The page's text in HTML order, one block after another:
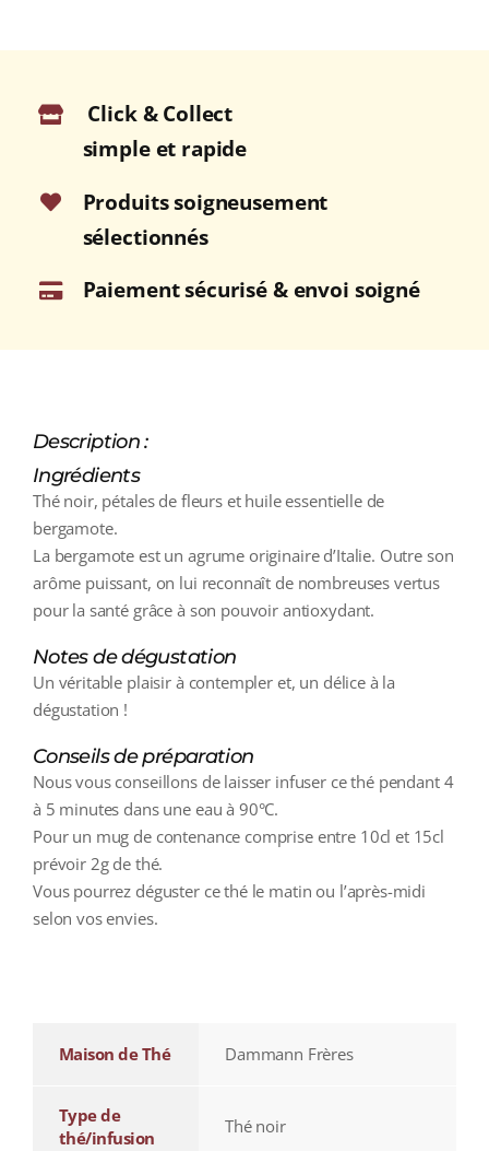
Click & Collect
simple et rapide
Produits soigneusement
sélectionnés
Paiement sécurisé & envoi soigné
Description :
Ingrédients
Thé noir, pétales de fleurs et huile essentielle de
bergamote.
La bergamote est un agrume originaire d’Italie. Outre son
arôme puissant, on lui reconnaît de nombreuses vertus
pour la santé grâce à son pouvoir antioxydant.
Notes de dégustation
Un véritable plaisir à contempler et, un délice à la
dégustation !
Conseils de préparation
Nous vous conseillons de laisser infuser ce thé pendant 4
à 5 minutes dans une eau à 90°C.
Pour un mug de contenance comprise entre 10cl et 15cl
prévoir 2g de thé.
Vous pourrez déguster ce thé le matin ou l’après-midi
selon vos envies.
Maison de Thé Dammann Frères
Type de
thé/infusion
Thé noir